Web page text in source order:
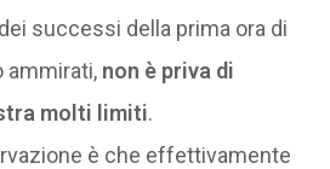
successi della prima ora di
ammirati, non è priva di
molti limiti.
è che effettivamente